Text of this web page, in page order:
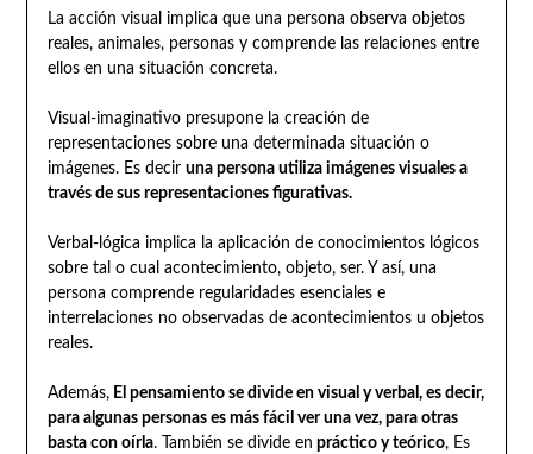
La acción visual implica que una persona observa objetos
reales, animales, personas y comprende las relaciones entre
ellos en una situación concreta.
Visual-imaginativo presupone la creación de
representaciones sobre una determinada situación o
imágenes. Es decir una persona utiliza imágenes visuales a
través de sus representaciones figurativas.
Verbal-lógica implica la aplicación de conocimientos lógicos
sobre tal o cual acontecimiento, objeto, ser. Y así, una
persona comprende regularidades esenciales e
interrelaciones no observadas de acontecimientos u objetos
reales.
Además,El pensamiento se divide en visual y verbal, es decir,
para algunas personas es más fácil ver una vez, para otras
basta con oírla. También se divide en práctico y teórico, Es